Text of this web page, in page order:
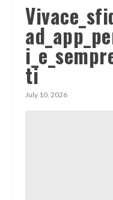
ti
July 10, 2026